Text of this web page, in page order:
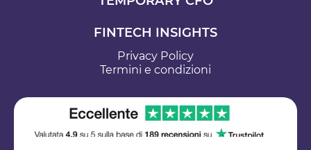
FINTECH INSIGHTS
Privacy Policy
Termini e condizioni